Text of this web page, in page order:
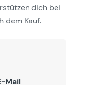
dich bei
dem Kauf.
Mail